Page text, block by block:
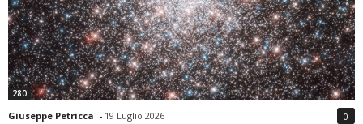
280
Giuseppe Petricca - 19 Luglio 2026 0